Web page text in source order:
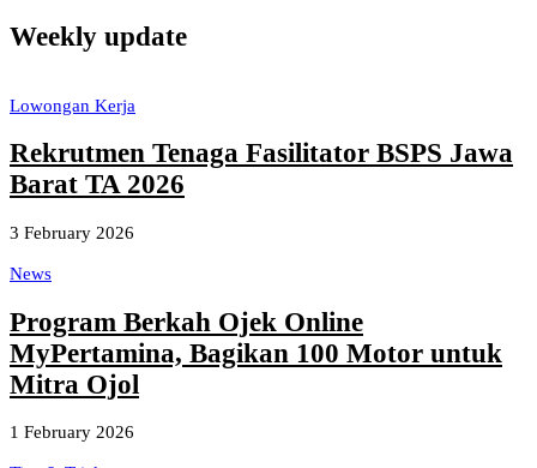
Weekly update
Lowongan Kerja
Rekrutmen Tenaga Fasilitator BSPS Jawa
Barat TA 2026
3 February 2026
News
Program Berkah Ojek Online
MyPertamina, Bagikan 100 Motor untuk
Mitra Ojol
1 February 2026